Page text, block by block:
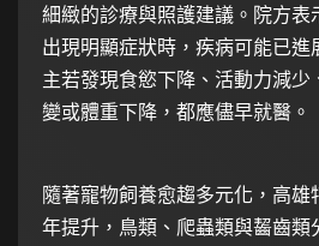
細緻的診療與照護建議。院方表
出現明顯症狀時，疾病可能已進
主若發現食慾下降、活動力減少
變或體重下降，都應儘早就醫。
隨著寵物飼養愈趨多元化，高雄
年提升，鳥類、爬蟲類與齧齒類